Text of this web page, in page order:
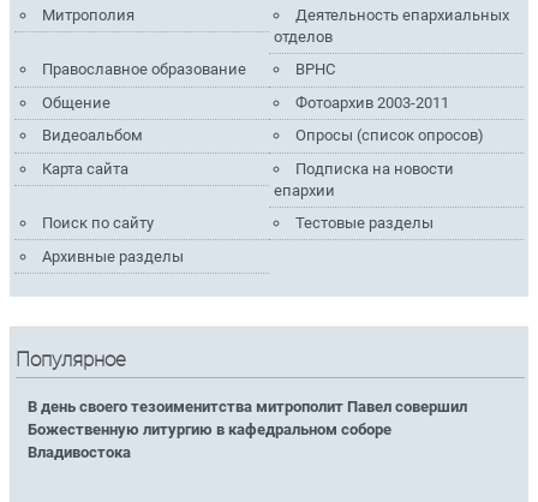
Митрополия
Деятельность епархиальных
отделов
Православное образование
ВРНС
Общение
Фотоархив 2003-2011
Видеоальбом
Опросы (список опросов)
Карта сайта
Подписка на новости
епархии
Поиск по сайту
Тестовые разделы
Архивные разделы
Популярное
В день своего тезоименитства митрополит Павел совершил
Божественную литургию в кафедральном соборе
Владивостока